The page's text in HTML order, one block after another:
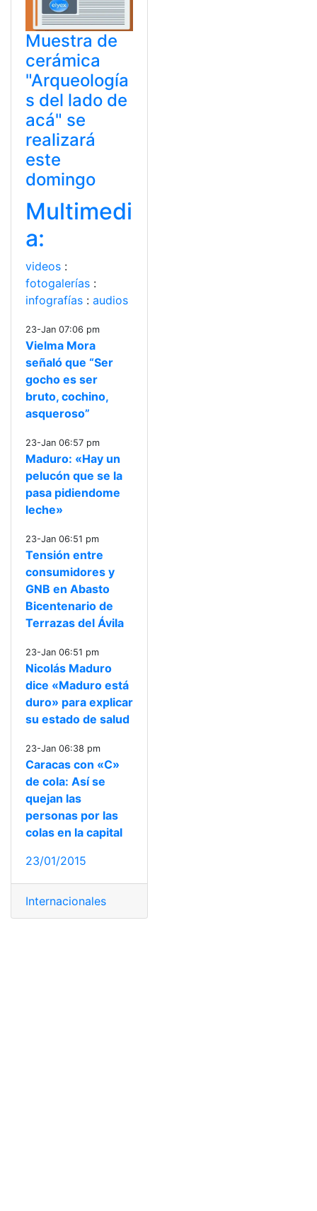
Muestra de
cerámica
"Arqueología
s del lado de
acá" se
realizará
este
domingo
Multimedi
a:
videos :
fotogalerías :
infografías : audios
23-Jan 07:06 pm
Vielma Mora
señaló que “Ser
gocho es ser
bruto, cochino,
asqueroso”
23-Jan 06:57 pm
Maduro: «Hay un
pelucón que se la
pasa pidiendome
leche»
23-Jan 06:51 pm
Tensión entre
consumidores y
GNB en Abasto
Bicentenario de
Terrazas del Ávila
23-Jan 06:51 pm
Nicolás Maduro
dice «Maduro está
duro» para explicar
su estado de salud
23-Jan 06:38 pm
Caracas con «C»
de cola: Así se
quejan las
personas por las
colas en la capital
23/01/2015
Internacionales